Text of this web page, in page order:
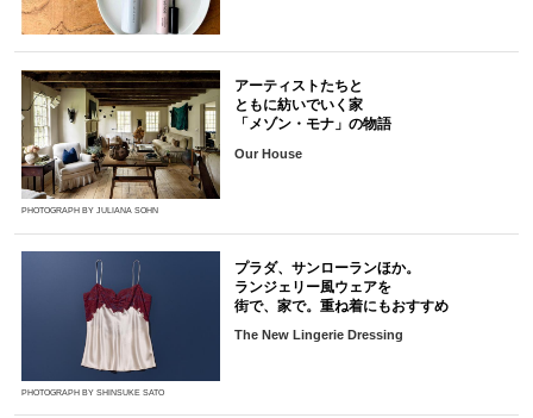
PHOTOGRAPH BY JULIANA SOHN
アーティストたちと
ともに紡いでいく家
「メゾン・モナ」の物語
Our House
PHOTOGRAPH BY SHINSUKE SATO
プラダ、サンローランほか。
ランジェリー風ウェアを
街で、家で。重ね着にもおすすめ
The New Lingerie Dressing